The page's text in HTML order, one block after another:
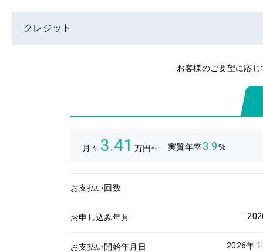
クレジット
お客様のご要望に応
月々 3.41 万円~ 実質年率3.9 %
お支払い回数
お申し込み年月
お支払い開始年月日 2026年